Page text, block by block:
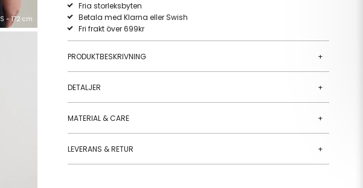
S - 172 cm
Fria storleksbyten
Betala med Klarna eller Swish
Fri frakt över 699kr
PRODUKTBESKRIVNING +
DETALJER +
MATERIAL & CARE +
LEVERANS & RETUR +